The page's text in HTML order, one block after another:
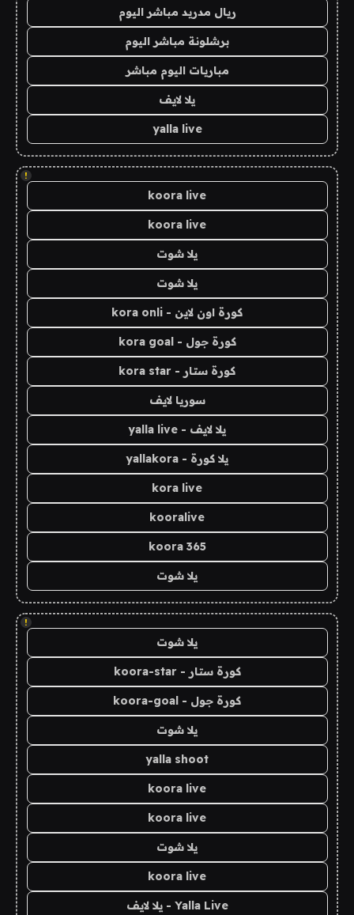
ريال مدريد مباشر اليوم
برشلونة مباشر اليوم
مباريات اليوم مباشر
يلا لايف
yalla live
!
koora live
koora live
يلا شوت
يلا شوت
كورة اون لاين - kora onli
كورة جول - kora goal
كورة ستار - kora star
سوريا لايف
يلا لايف - yalla live
يلا كورة - yallakora
kora live
kooralive
koora 365
يلا شوت
!
يلا شوت
كورة ستار - koora-star
كورة جول - koora-goal
يلا شوت
yalla shoot
koora live
koora live
يلا شوت
koora live
Yalla Live - يلا لايف